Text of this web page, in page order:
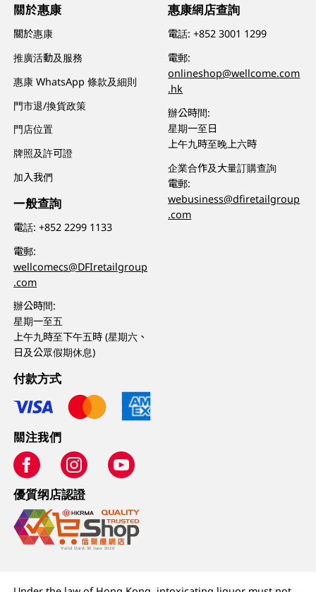
關於惠康
關於惠康
推廣活動及服務
惠康 WhatsApp 條款及細則
門市退/換貨政策
門店位置
牌照及許可證
加入我們
一般查詢
電話:+852 2299 1133
電郵:
wellcomecs@DFIretailgroup
.com
辦公時間:
星期一至五
上午九時至下午五時 (星期六、
日及公眾假期休息)
惠康網店查詢
電話:+852 3001 1299
電郵:
onlineshop@wellcome.com
.hk
辦公時間:
星期一至日
上午九時至晚上六時
企業合作及大量訂購查詢
電郵:
webusiness@dfiretailgroup
.com
付款方式
關注我們
優質纲店認證